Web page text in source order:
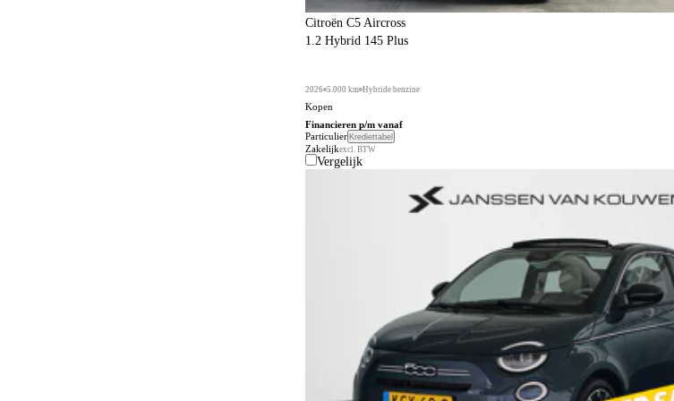
Citroën C5 Aircross
1.2 Hybrid 145 Plus
2026 5.000 km Hybride benzine
Kopen
Financieren p/m vanaf
ParticulierKrediettabel
Zakelijkexcl. BTW
Vergelijk